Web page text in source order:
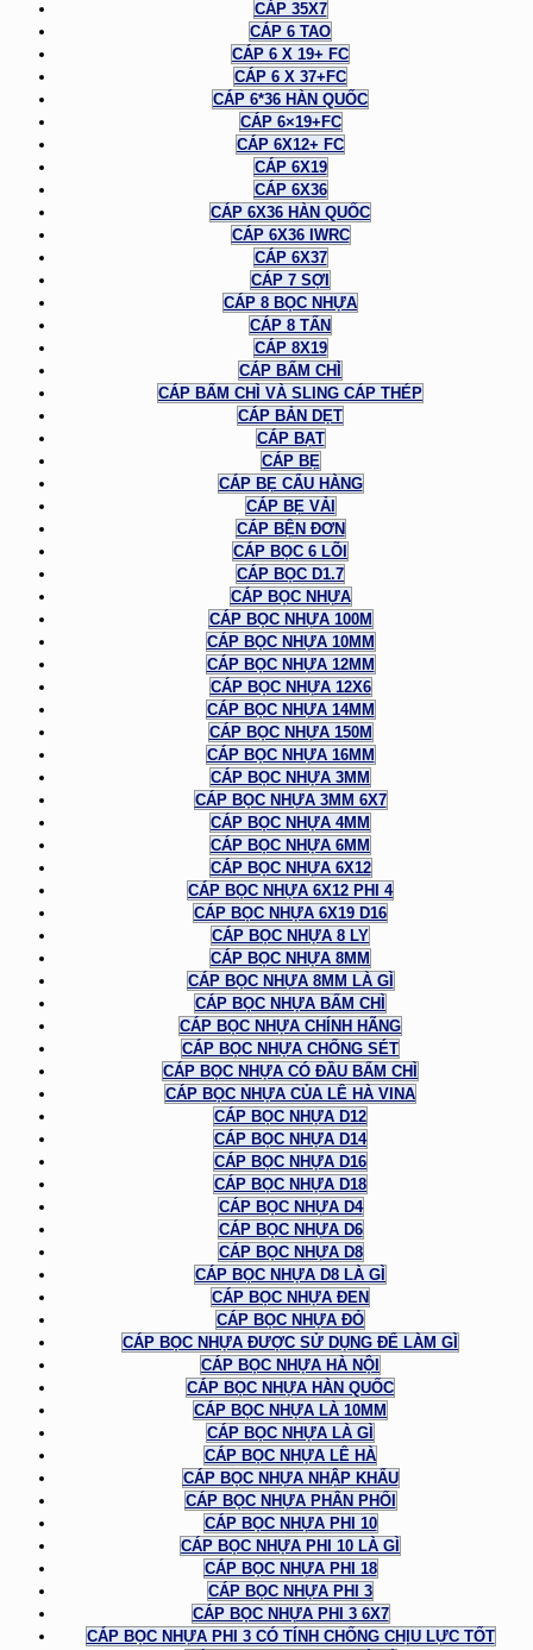
CÁP 35X7
CÁP 6 TAO
CÁP 6 X 19+ FC
CÁP 6 X 37+FC
CÁP 6*36 HÀN QUỐC
CÁP 6×19+FC
CÁP 6X12+ FC
CÁP 6X19
CÁP 6X36
CÁP 6X36 HÀN QUỐC
CÁP 6X36 IWRC
CÁP 6X37
CÁP 7 SỢI
CÁP 8 BỌC NHỰA
CÁP 8 TẤN
CÁP 8X19
CÁP BẤM CHÌ
CÁP BẤM CHÌ VÀ SLING CÁP THÉP
CÁP BẢN DẸT
CÁP BẠT
CÁP BẸ
CÁP BẸ CẨU HÀNG
CÁP BẸ VẢI
CÁP BỆN ĐƠN
CÁP BỌC 6 LÕI
CÁP BỌC D1.7
CÁP BỌC NHỰA
CÁP BỌC NHỰA 100M
CÁP BỌC NHỰA 10MM
CÁP BỌC NHỰA 12MM
CÁP BỌC NHỰA 12X6
CÁP BỌC NHỰA 14MM
CÁP BỌC NHỰA 150M
CÁP BỌC NHỰA 16MM
CÁP BỌC NHỰA 3MM
CÁP BỌC NHỰA 3MM 6X7
CÁP BỌC NHỰA 4MM
CÁP BỌC NHỰA 6MM
CÁP BỌC NHỰA 6X12
CÁP BỌC NHỰA 6X12 PHI 4
CÁP BỌC NHỰA 6X19 D16
CÁP BỌC NHỰA 8 LY
CÁP BỌC NHỰA 8MM
CÁP BỌC NHỰA 8MM LÀ GÌ
CÁP BỌC NHỰA BẤM CHÌ
CÁP BỌC NHỰA CHÍNH HÃNG
CÁP BỌC NHỰA CHỐNG SÉT
CÁP BỌC NHỰA CÓ ĐẦU BẤM CHÌ
CÁP BỌC NHỰA CỦA LÊ HÀ VINA
CÁP BỌC NHỰA D12
CÁP BỌC NHỰA D14
CÁP BỌC NHỰA D16
CÁP BỌC NHỰA D18
CÁP BỌC NHỰA D4
CÁP BỌC NHỰA D6
CÁP BỌC NHỰA D8
CÁP BỌC NHỰA D8 LÀ GÌ
CÁP BỌC NHỰA ĐEN
CÁP BỌC NHỰA ĐỎ
CÁP BỌC NHỰA ĐƯỢC SỬ DỤNG ĐỂ LÀM GÌ
CÁP BỌC NHỰA HÀ NỘI
CÁP BỌC NHỰA HÀN QUỐC
CÁP BỌC NHỰA LÀ 10MM
CÁP BỌC NHỰA LÀ GÌ
CÁP BỌC NHỰA LÊ HÀ
CÁP BỌC NHỰA NHẬP KHẨU
CÁP BỌC NHỰA PHÂN PHỐI
CÁP BỌC NHỰA PHI 10
CÁP BỌC NHỰA PHI 10 LÀ GÌ
CÁP BỌC NHỰA PHI 18
CÁP BỌC NHỰA PHI 3
CÁP BỌC NHỰA PHI 3 6X7
CÁP BỌC NHỰA PHI 3 CÓ TÍNH CHỐNG CHỊU LỰC TỐT